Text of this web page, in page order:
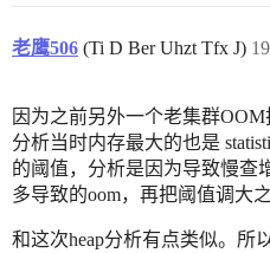
老鹰506 (Ti D Ber Uhzt Tfx J) 19
因为之前另外一个老集群
分析当时内存最大的也是
的阈值，分析是因为导致慢查
多导致的oom，再把阈值调大
和这次heap分析有点类似。所